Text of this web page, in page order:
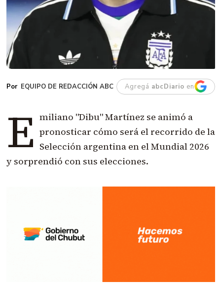
EQUIPO DE REDACCIÓN ABC Agregá abcDiario en
E miliano "Dibu" Martínez se animó a
pronosticar cómo será el recorrido de la
Selección argentina en el Mundial 2026
y sorprendió con sus elecciones.